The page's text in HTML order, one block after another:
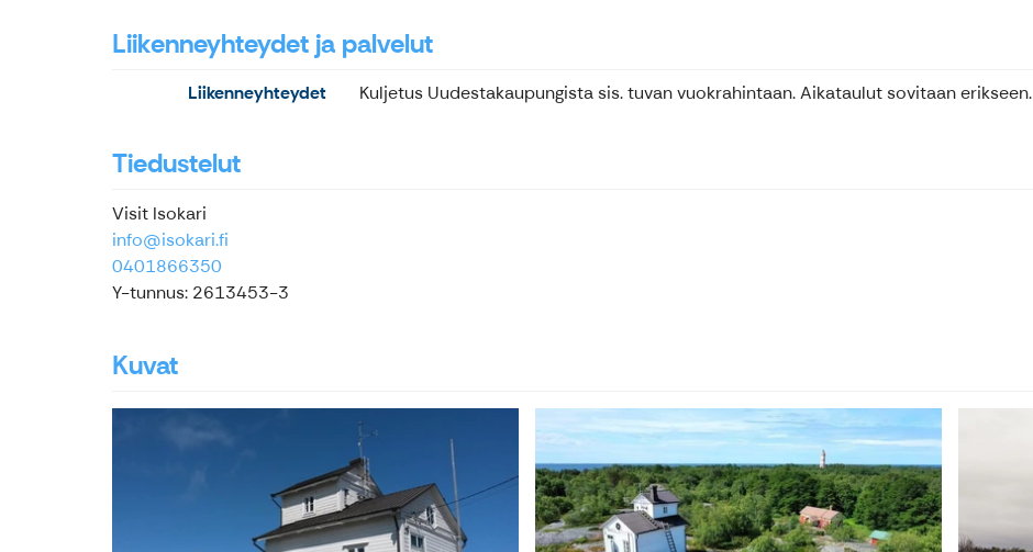
Liikenneyhteydet ja palvelut
Liikenneyhteydet Kuljetus Uudestakaupungista sis. tuvan vuokrahintaan. Aikataulut sovitaan erikseen.
Tiedustelut
Visit Isokari
info@isokari.fi
0401866350
Y-tunnus: 2613453-3
Kuvat